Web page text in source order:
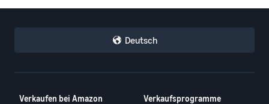
Deutsch
Verkaufen bei Amazon
Verkaufsprogramme